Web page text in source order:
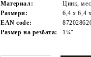
Материал:
Цинк,
Размери:
6,4 x 6,4
EAN code:
Размер на резбата:
1¼"